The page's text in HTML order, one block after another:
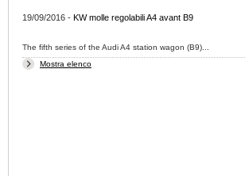
19/09/2016 - KW molle regolabili A4 avant B9
The fifth series of the Audi A4 station wagon (B9)...
Mostra elenco